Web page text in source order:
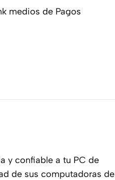
y confiable a tu PC de
de sus computadoras de